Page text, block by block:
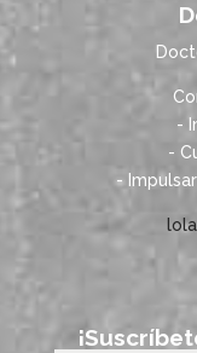
-
-
-